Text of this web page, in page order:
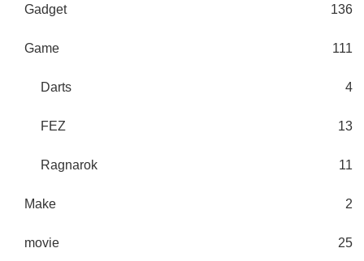
Gadget 136
Game 111
Darts 4
FEZ 13
Ragnarok 11
Make 2
movie 25